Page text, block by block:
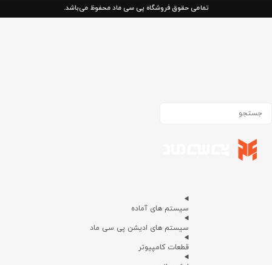
تمامی حقوق فروشگاه پی سی ماد محفوظ می‌باشد.
سیستم های آماده
سیستم های ادیشن پی سی ماد
قطعات کامپیوتر